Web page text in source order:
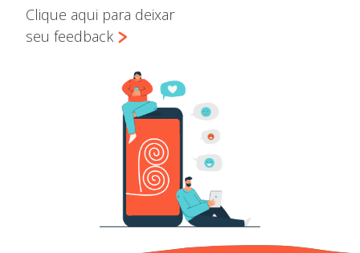
Clique aqui para deixar
seu feedback